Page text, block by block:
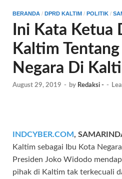
BERANDA / DPRD KALTIM / POLITIK /
Ini Kata Ketua
Kaltim
Negara Di
August 29, 2019 - by Redaksi - -
INDCYBER.COM,
Kaltim sebagai Ibu Kota
Presiden Joko Widodo
pihak di Kaltim tak terkecuali